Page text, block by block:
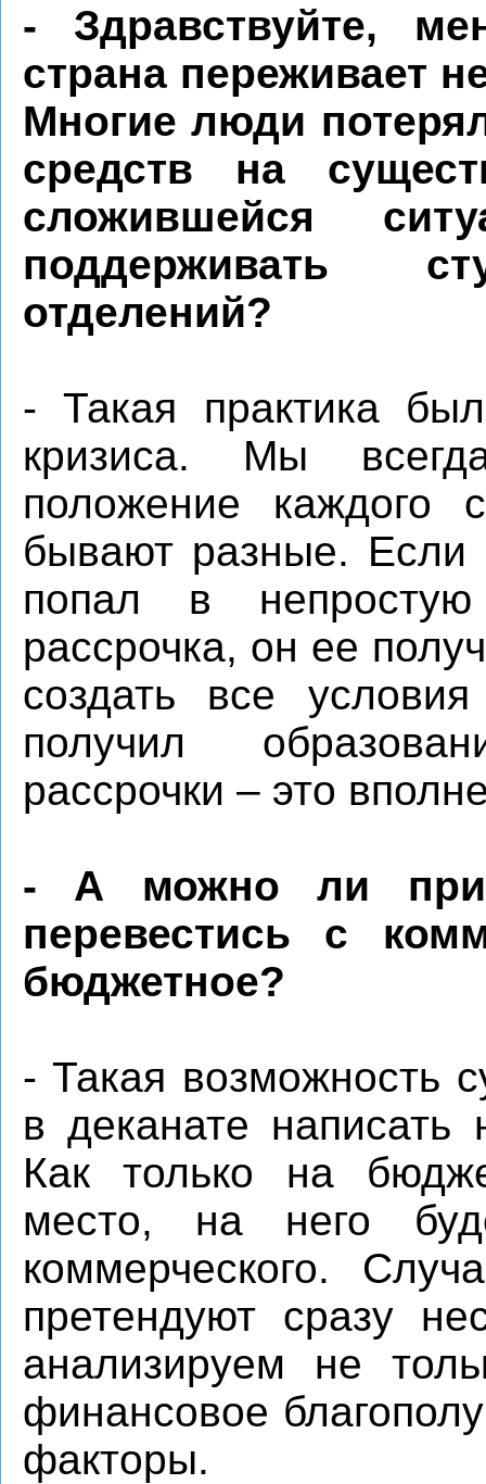
- Здравствуйте,
страна переживает
Многие люди
средств на
сложившейся
поддерживать
отделений?
- Такая практика
кризиса. Мы
положение каждого
бывают разные. Если
попал в
рассрочка, он ее
создать все
получил
рассрочки – это
- А можно ли при
перевестись с
бюджетное?
- Такая возможность
в деканате написать
Как только на
место, на него
коммерческого.
претендуют сразу
анализируем не
финансовое
факторы.